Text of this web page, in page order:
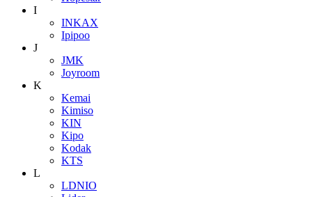
I
INKAX
Ipipoo
J
JMK
Joyroom
K
Kemai
Kimiso
KIN
Kipo
Kodak
KTS
L
LDNIO